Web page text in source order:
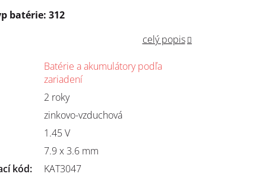
batérie: 312
celý popis
Batérie a akumulátory podľa
zariadení
2 roky
zinkovo-vzduchová
1.45 V
7.9 x 3.6 mm
kód:
KAT3047